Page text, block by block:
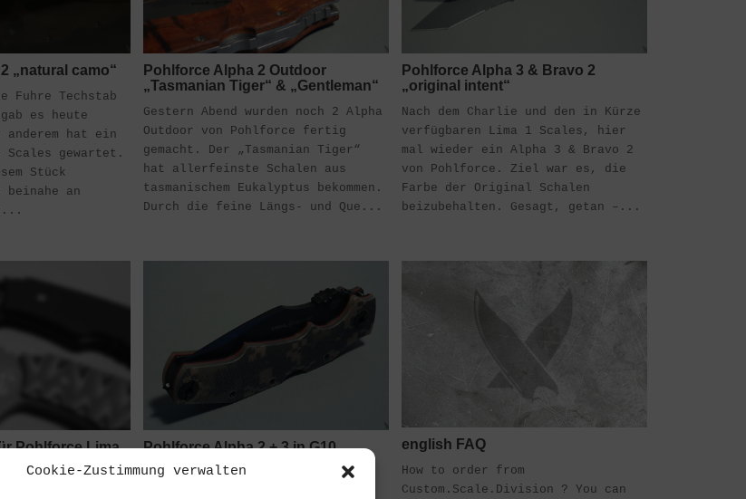
Cookie-Zustimmung verwalten
„natural camo“
Fuhre Techstab
es heute
anderem hat ein
Scales gewartet.
Stück
an
Pohlforce Alpha 2 Outdoor
„Tasmanian Tiger“ & „Gentleman“
Gestern Abend wurden noch 2 Alpha
Outdoor von Pohlforce fertig
gemacht. Der „Tasmanian Tiger“
hat allerfeinste Schalen aus
tasmanischem Eukalyptus bekommen.
Durch die feine Längs- und Que...
Pohlforce Alpha 3 & Bravo 2
„original intent“
Nach dem Charlie und den in Kürze
verfügbaren Lima 1 Scales, hier
mal wieder ein Alpha 3 & Bravo 2
von Pohlforce. Ziel war es, die
Farbe der Original Schalen
beizubehalten. Gesagt, getan –...
Pohlforce Lima
Scales
Pohlforce Alpha 2 + 3 in G10
Es haben 2 Alphas aus dem Hause
english FAQ
How to order from
Custom.Scale.Division ? You can